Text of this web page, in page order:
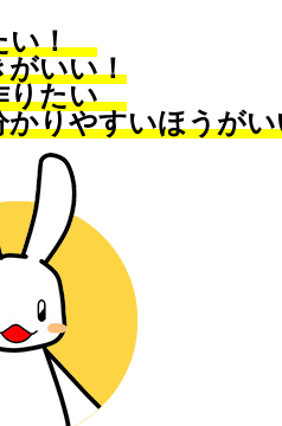
い！
がいい！
りたい
かりやすいほうが